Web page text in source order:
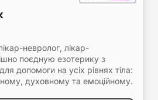
невролог, лікар-
поєдную езотерику з
допомоги на усіх рівнях тіла:
духовному та емоційному.